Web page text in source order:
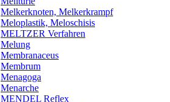
Melkerknoten, Melkerkrampf
Meloplastik, Meloschisis
MELTZER Verfahren
Melung
Membranaceus
Membrum
Menagoga
Menarche
MENDEL Reflex